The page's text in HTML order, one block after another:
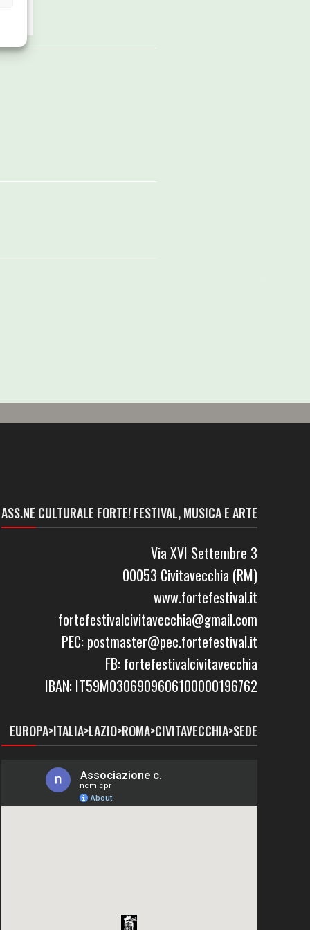
ASS.NE CULTURALE FORTE! FESTIVAL, MUSICA E ARTE
Via XVI Settembre 3
00053 Civitavecchia (RM)
www.fortefestival.it
fortefestivalcivitavecchia@gmail.com
PEC: postmaster@pec.fortefestival.it
FB: fortefestivalcivitavecchia
IBAN: IT59M0306909606100000196762
EUROPA>ITALIA>LAZIO>ROMA>CIVITAVECCHIA>SEDE